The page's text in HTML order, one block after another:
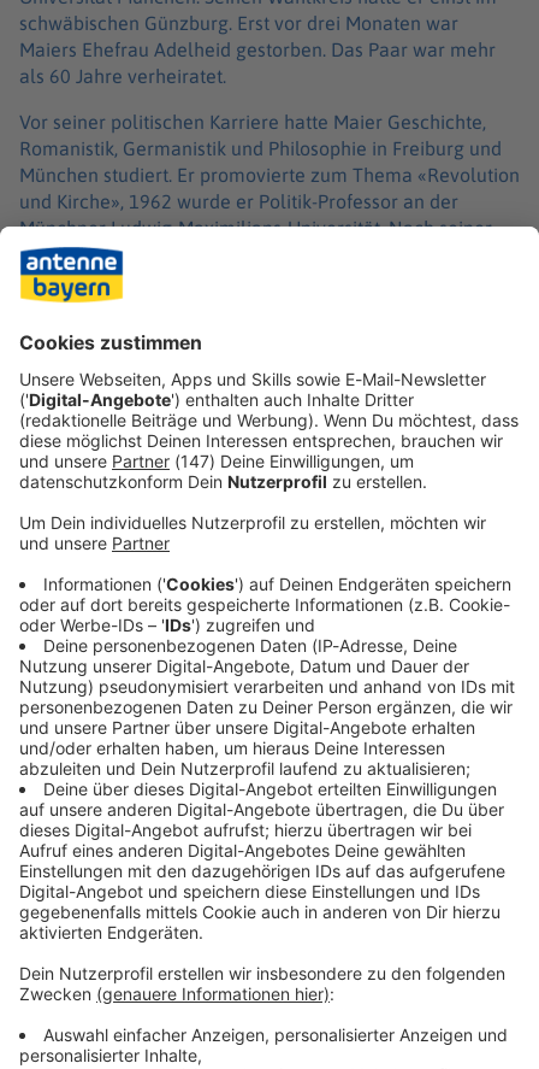
schwäbischen Günzburg. Erst vor drei Monaten war
Maiers Ehefrau Adelheid gestorben. Das Paar war mehr
als 60 Jahre verheiratet.
Vor seiner politischen Karriere hatte Maier Geschichte,
Romanistik, Germanistik und Philosophie in Freiburg und
München studiert. Er promovierte zum Thema «Revolution
und Kirche», 1962 wurde er Politik-Professor an der
Münchner Ludwig-Maximilians-Universität. Nach seiner
Ministerzeit kehrte er dorthin zurück. Er bekam den
renommierten Guardini-Lehrstuhl für christliche
Weltanschauung, Religions- und Kulturtheorie, benannt
nach dem Religionsphilosophen und Theologen Romano
Immer auf dem Laufenden
bleiben!
Verpass' nichts mehr - mit unserem kostenlosen
ANTENNE BAYERN Newsletter. Ob Nachrichten,
Lifestyle oder unsere neuesten Aktionen - wir
informieren dich.